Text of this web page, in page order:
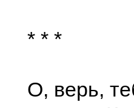
* * *
О, верь,